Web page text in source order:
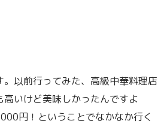
。以前行ってみた、高級中華料理店
高いけど美味しかったんですよ
円！ということでなかなか行く